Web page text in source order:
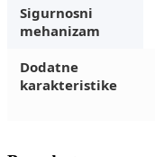
Sigurnosni
mehanizam
Dodatne
karakteristike